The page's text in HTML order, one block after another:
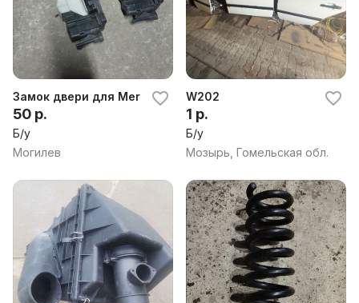
Замок двери для Mercedes E W210
50 р.
Б/у
Могилев
W202
1 р.
Б/у
Мозырь, Гомельская обл.